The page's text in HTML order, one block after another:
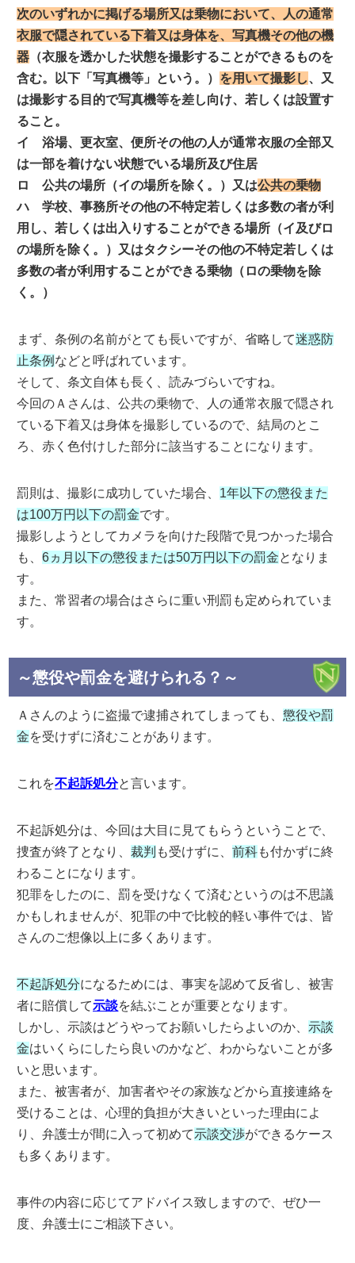
次のいずれかに掲げる場所又は乗物において、人の通常
衣服で隠されている下着又は身体を、写真機その他の機
器 （衣服を透かした状態を撮影することができるものを
含む。以下「写真機等」という。） を用いて撮影し、又
は撮影する目的で写真機等を差し向け、若しくは設置す
ること。
イ 浴場、更衣室、便所その他の人が通常衣服の全部又
は一部を着けない状態でいる場所及び住居
ロ 公共の場所（イの場所を除く。）又は公共の乗物
ハ 学校、事務所その他の不特定若しくは多数の者が利
用し、若しくは出入りすることができる場所（イ及びロ
の場所を除く。）又はタクシーその他の不特定若しくは
多数の者が利用することができる乗物（ロの乗物を除
く。）
まず、条例の名前がとても長いですが、省略して迷惑防
止条例 などと呼ばれています。
そして、条文自体も長く、読みづらいですね。
今回のＡさんは、公共の乗物で、人の通常衣服で隠され
ている下着又は身体を撮影しているので、結局のとこ
ろ、赤く色付けした部分に該当することになります。
罰則は、撮影に成功していた場合、 1年以下の懲役また
は100万円以下の罰金です。
撮影しようとしてカメラを向けた段階で見つかった場合
も、6ヵ月以下の懲役または50万円以下の罰金となりま
す。
また、常習者の場合はさらに重い刑罰も定められていま
す。
～懲役や罰金を避けられる？～
Ａさんのように盗撮で逮捕されてしまっても、懲役や罰
金を受けずに済むことがあります。
これを不起訴処分と言います。
不起訴処分は、今回は大目に見てもらうということで、
捜査が終了となり、 裁判 も受けずに、前科も付かずに終
わることになります。
犯罪をしたのに、罰を受けなくて済むというのは不思議
かもしれませんが、犯罪の中で比較的軽い事件では、皆
さんのご想像以上に多くあります。
不起訴処分になるためには、事実を認めて反省し、被害
者に賠償して示談を結ぶことが重要となります。
しかし、示談はどうやってお願いしたらよいのか、 示談
金はいくらにしたら良いのかなど、わからないことが多
いと思います。
また、被害者が、加害者やその家族などから直接連絡を
受けることは、心理的負担が大きいといった理由によ
り、弁護士が間に入って初めて示談交渉ができるケース
も多くあります。
事件の内容に応じてアドバイス致しますので、ぜひ一
度、弁護士にご相談下さい。